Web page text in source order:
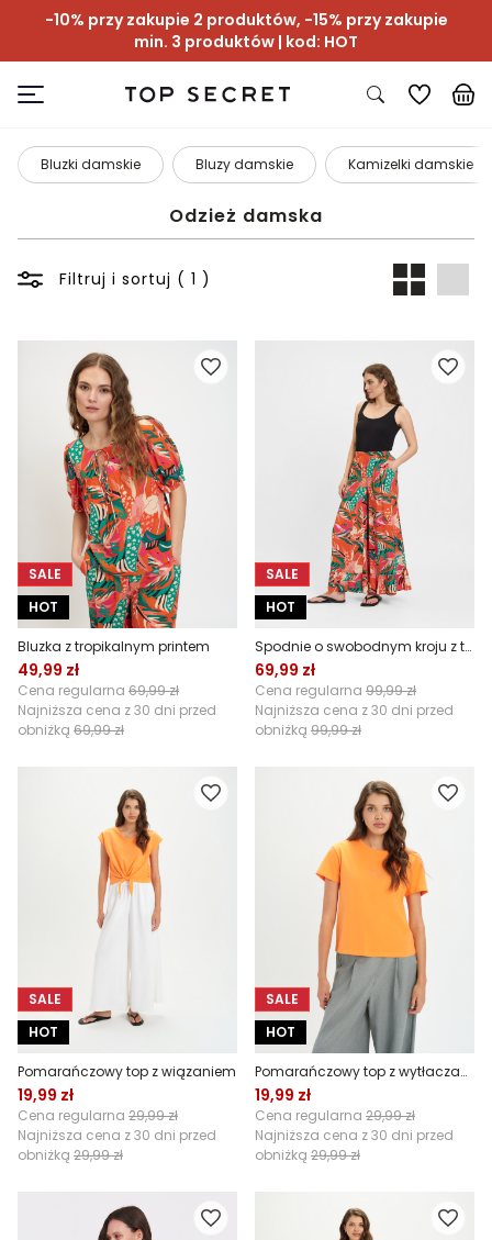
-10% przy zakupie 2 produktów, -15% przy zakupie
min. 3 produktów | kod: HOT
Bluzki damskie Bluzy damskie Kamizelki damskie
Odzież damska
Filtruj i sortuj ( 1 )
SALE
HOT
Bluzka z tropikalnym printem
49,99 zł
Cena regularna 69,99 zł
Najniższa cena z 30 dni przed
obniżką 69,99 zł
SALE
HOT
Spodnie o swobodnym kroju z tropikalnym printem
69,99 zł
Cena regularna 99,99 zł
Najniższa cena z 30 dni przed
obniżką 99,99 zł
SALE
HOT
Pomarańczowy top z wiązaniem
19,99 zł
Cena regularna 29,99 zł
Najniższa cena z 30 dni przed
obniżką 29,99 zł
SALE
HOT
Pomarańczowy top z wytłaczaną grafiką
19,99 zł
Cena regularna 29,99 zł
Najniższa cena z 30 dni przed
obniżką 29,99 zł